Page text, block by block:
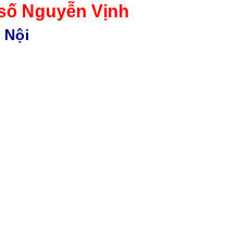
Nguyễn Vịnh
Nội